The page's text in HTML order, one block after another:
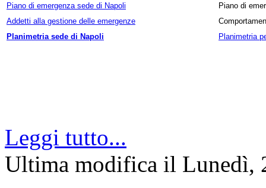
Piano di emergenza sede di Napoli
Piano di
Addetti alla gestione delle emergenze
Planimetria sede di Napoli
Planimetria
Leggi tutto...
Ultima modifica il Lunedì,